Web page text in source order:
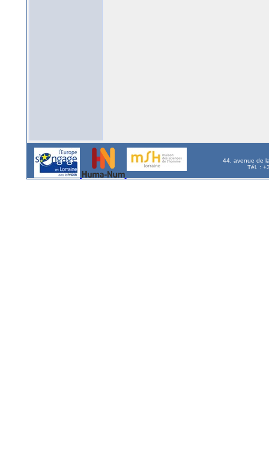
44, avenue de
Tél. :